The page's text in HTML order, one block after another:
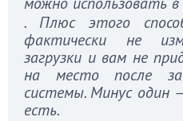
. Плюс этого
фактически не
загрузки и вам не
на место после
системы. Минус один
есть.